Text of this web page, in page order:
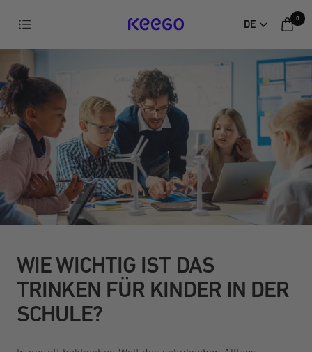
Navigation KEEGO DE
0
WIE WICHTIG IST DAS
TRINKEN FÜR KINDER IN DER
SCHULE?